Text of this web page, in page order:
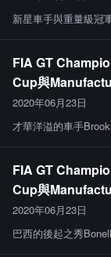
新星車手與重量級冠
FIA GT
Cup與
2020年06月23日
才華洋溢的車手
FIA GT
Cup與
2020年06月23日
巴西的後起之秀